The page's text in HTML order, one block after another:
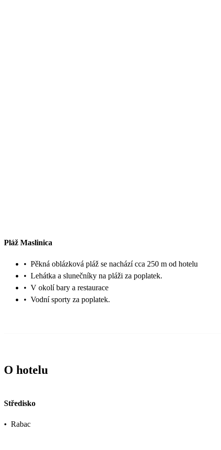
Pláž Maslinica
• Pěkná oblázková pláž se nachází cca 250 m od hotelu
• Lehátka a slunečníky na pláži za poplatek.
• V okolí bary a restaurace
• Vodní sporty za poplatek.
O hotelu
Středisko
• Rabac